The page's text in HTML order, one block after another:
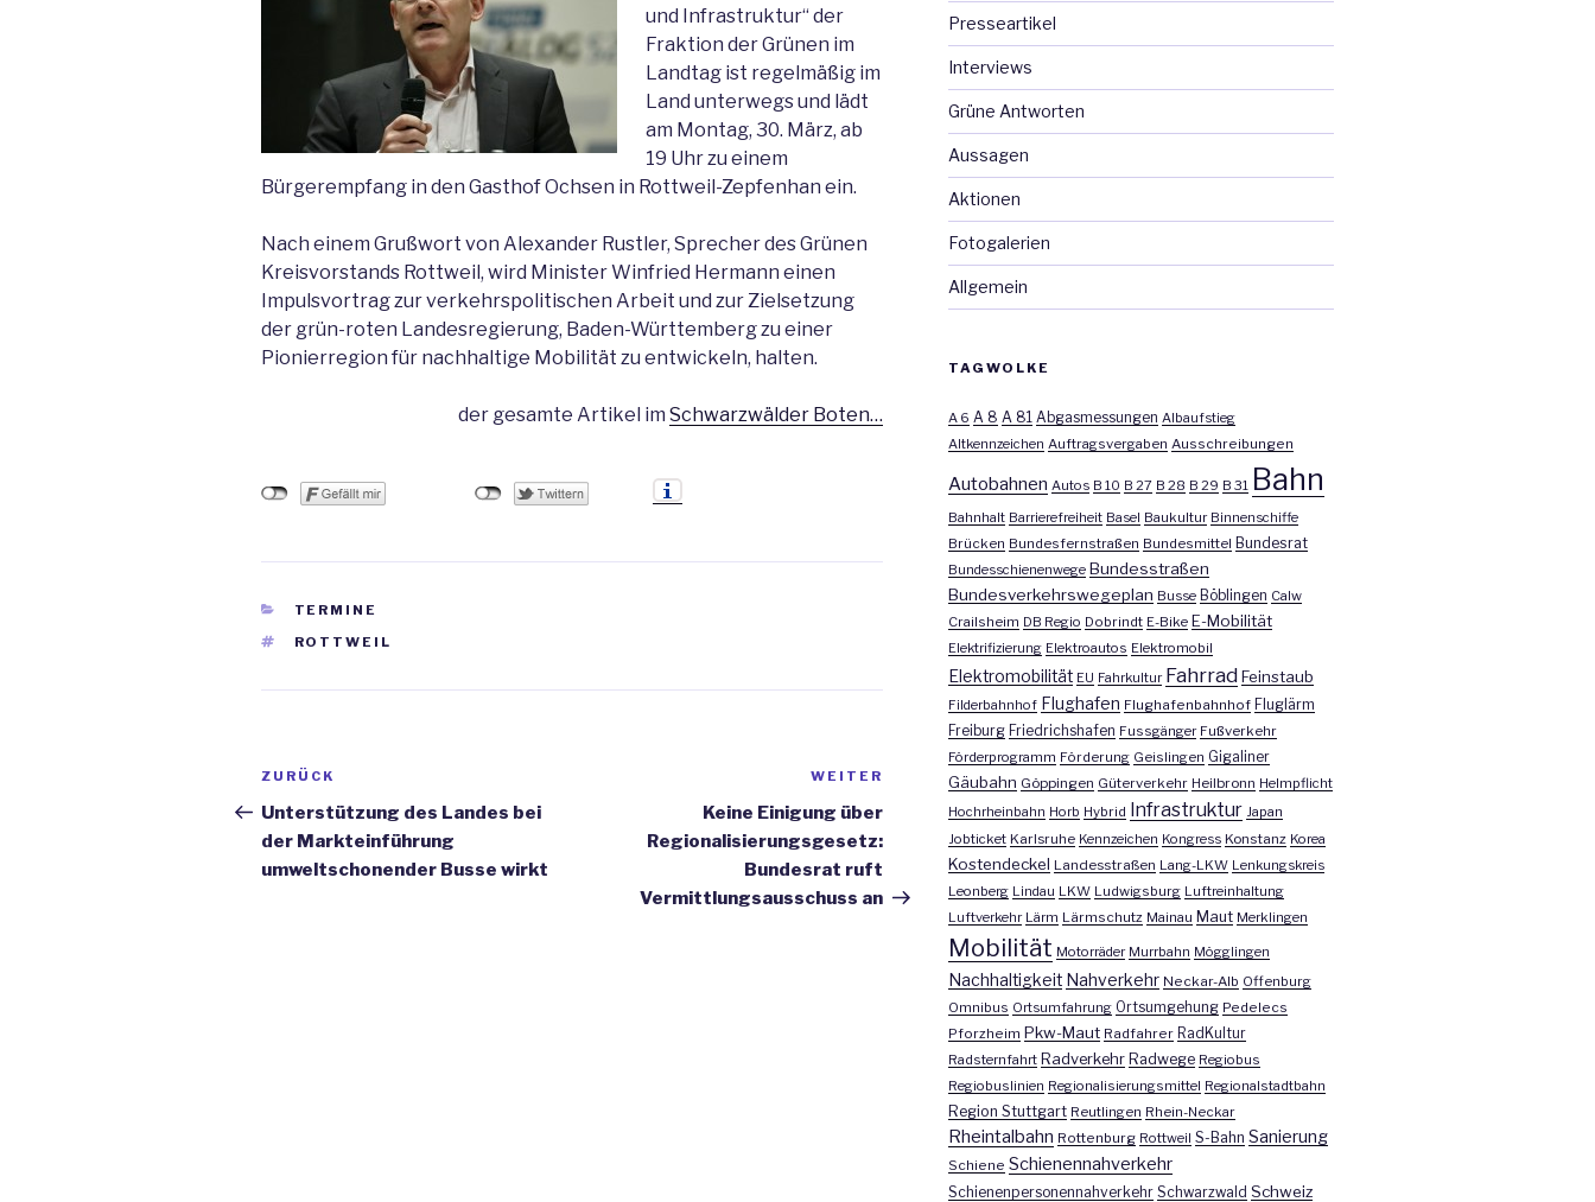
und Infrastruktur“ der
Fraktion der Grünen im
Landtag ist regelmäßig im
Land unterwegs und lädt
am Montag, 30. März, ab
19 Uhr zu einem
Bürgerempfang in den Gasthof Ochsen in Rottweil-Zepfenhan ein.
Nach einem Grußwort von Alexander Rustler, Sprecher des Grünen
Kreisvorstands Rottweil, wird Minister Winfried Hermann einen
Impulsvortrag zur verkehrspolitischen Arbeit und zur Zielsetzung
der grün-roten Landesregierung, Baden-Württemberg zu einer
Pionierregion für nachhaltige Mobilität zu entwickeln, halten.
der gesamte Artikel imSchwarzwälder Boten…
KATEGORIEN
TERMINE
SCHLAGWÖRTER
ROTTWEIL
Beitrags-
Navigation
Vorheriger
Beitrag
ZURÜCK
Unterstützung des Landes bei
der Markteinführung
umweltschonender Busse wirkt
Nächster
Beitrag
WEITER
Keine Einigung über
Regionalisierungsgesetz:
Bundesrat ruft
Vermittlungsausschuss an
Presseartikel
Interviews
Grüne Antworten
Aussagen
Aktionen
Fotogalerien
Allgemein
TAGWOLKE
A 6 A 8 A 81 Abgasmessungen Albaufstieg
Altkennzeichen Auftragsvergaben Ausschreibungen
Autobahnen Autos B 10 B 27 B 28 B 29 B 31 Bahn
Bahnhalt Barrierefreiheit Basel Baukultur Binnenschiffe
Brücken Bundesfernstraßen Bundesmittel Bundesrat
Bundesschienenwege Bundesstraßen
Bundesverkehrswegeplan Busse Böblingen Calw
Crailsheim DB Regio Dobrindt E-Bike E-Mobilität
Elektrifizierung Elektroautos Elektromobil
Elektromobilität EU Fahrkultur Fahrrad Feinstaub
Filderbahnhof Flughafen Flughafenbahnhof Fluglärm
Freiburg Friedrichshafen Fussgänger Fußverkehr
Förderprogramm Förderung Geislingen Gigaliner
Gäubahn Göppingen Güterverkehr Heilbronn Helmpflicht
Hochrheinbahn Horb Hybrid Infrastruktur Japan
Jobticket Karlsruhe Kennzeichen Kongress Konstanz Korea
Kostendeckel Landesstraßen Lang-LKW Lenkungskreis
Leonberg Lindau LKW Ludwigsburg Luftreinhaltung
Luftverkehr Lärm Lärmschutz Mainau Maut Merklingen
Mobilität Motorräder Murrbahn Mögglingen
Nachhaltigkeit Nahverkehr Neckar-Alb Offenburg
Omnibus Ortsumfahrung Ortsumgehung Pedelecs
Pforzheim Pkw-Maut Radfahrer RadKultur
Radsternfahrt Radverkehr Radwege Regiobus
Regiobuslinien Regionalisierungsmittel Regionalstadtbahn
Region Stuttgart Reutlingen Rhein-Neckar
Rheintalbahn Rottenburg Rottweil S-Bahn Sanierung
Schiene Schienennahverkehr
Schienenpersonennahverkehr Schwarzwald Schweiz